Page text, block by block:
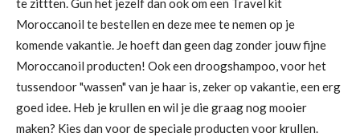
te zittten. Gun het jezelf dan ook om een Travel kit
Moroccanoil te bestellen en deze mee te nemen op je
komende vakantie. Je hoeft dan geen dag zonder jouw fijne
Moroccanoil producten! Ook een droogshampoo, voor het
tussendoor "wassen" van je haar is, zeker op vakantie, een erg
goed idee. Heb je krullen en wil je die graag nog mooier
maken? Kies dan voor de speciale producten voor krullen.